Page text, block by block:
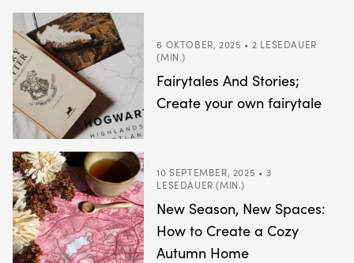
6 OKTOBER, 2025 • 2 LESEDAUER
(MIN.)
Fairytales And Stories;
Create your own fairytale
10 SEPTEMBER, 2025 • 3
LESEDAUER (MIN.)
New Season, New Spaces:
How to Create a Cozy
Autumn Home